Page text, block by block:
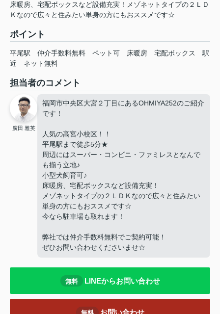
床暖房、宅配ボックスなど設備充実！メゾネットタイプの２ＬＤ
Ｋなので広々と住みたい単身の方にもおススメです☆
ポイント
平尾駅 仲介手数料無料 ペット可 床暖房 宅配ボックス
駅
近
ネット無料
担当者のコメント
廣田 雅英
福岡市中央区大宮２丁目にあるOHMIYA252のご紹介
です！
人気の高宮小校区！！
平尾駅まで徒歩5分★
周辺にはスーパー・コンビニ・ファミレスとなんで
も揃う立地♪
小型犬飼育可♪
床暖房、宅配ボックスなど設備充実！
メゾネットタイプの２ＬＤＫなので広々と住みたい
単身の方にもおススメです☆
今なら駐車場も取れます！
弊社では仲介手数料無料でご契約可能！
ぜひお問い合わせくださいませ☆
無料 LINEからお問い合わせ
お問い合わせ